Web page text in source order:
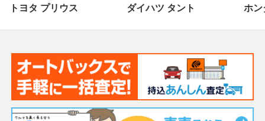
トヨタ プリウス ダイハツ タント ホン